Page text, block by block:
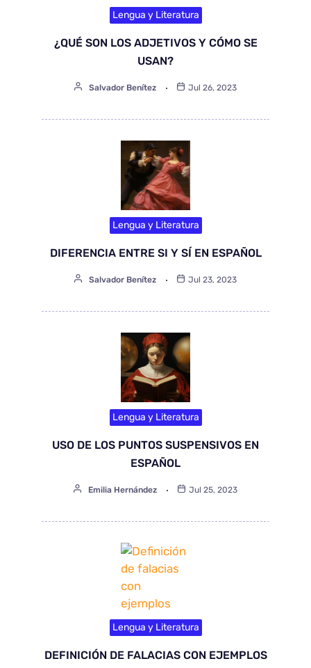
Lengua y Literatura
¿QUÉ SON LOS ADJETIVOS Y CÓMO SE
USAN?
Salvador Benítez Jul 26, 2023
Lengua y Literatura
DIFERENCIA ENTRE SI Y SÍ EN ESPAÑOL
Salvador Benítez Jul 23, 2023
Lengua y Literatura
USO DE LOS PUNTOS SUSPENSIVOS EN
ESPAÑOL
Emilia Hernández Jul 25, 2023
Lengua y Literatura
DEFINICIÓN DE FALACIAS CON EJEMPLOS